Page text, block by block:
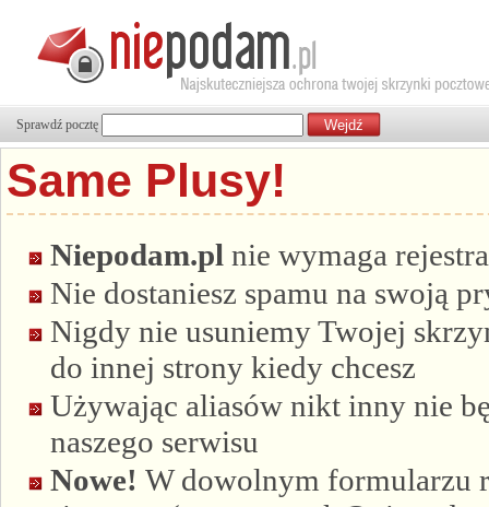
Sprawdź pocztę
Same Plusy!
Niepodam.pl nie wymaga
Nie dostaniesz spamu na swoją
Nigdy nie usuniemy Twojej
do innej strony kiedy chcesz
Używając aliasów nikt inny nie
naszego serwisu
Nowe! W dowolnym formularzu